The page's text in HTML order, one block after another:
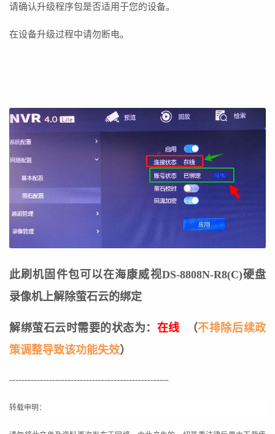
请确认升级程序包是否适用于您的设备。
在设备升级过程中请勿断电。
此刷机固件包可以在海康威视DS-8808N-R8(C)硬盘
录像机上解除萤石云的绑定
解绑萤石云时需要的状态为： 在线 （不排除后续政
策调整导致该功能失效）
----------------------------------------------------
转载申明：